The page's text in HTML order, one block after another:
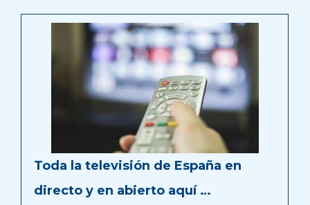
Toda la televisión de España en
directo y en abierto aquí …